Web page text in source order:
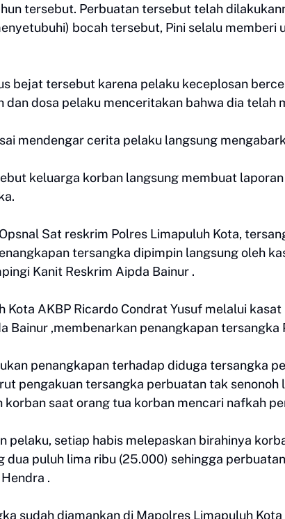
tersebut. Perbuatan tersebut telah
bocah tersebut, Pini selalu memberi
bejat tersebut karena pelaku keceplosan
dan dosa pelaku menceritakan bahwa dia telah
mendengar cerita pelaku langsung
keluarga korban langsung membuat
Sat reskrim Polres Limapuluh Kota,
tersangka dipimpin langsung oleh
Kanit Reskrim Aipda Bainur .
Kota AKBP Ricardo Condrat Yusuf melalui
Bainur ,membenarkan penangkapan tersangka
penangkapan terhadap diduga tersangka
pengakuan tersangka perbuatan tak
saat orang tua korban mencari nafkah
pelaku, setiap habis melepaskan birahinya
dua puluh lima ribu (25.000) sehingga
.
sudah diamankan di Mapolres Limapuluh Kota